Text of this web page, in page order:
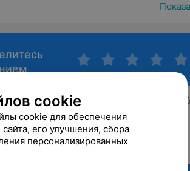
cookie
cookie для обеспечения
его улучшения, сбора
персонализированных